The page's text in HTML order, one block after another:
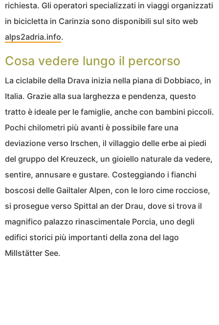
richiesta. Gli operatori specializzati in viaggi organizzati
in bicicletta in Carinzia sono disponibili sul sito web
alps2adria.info.
Cosa vedere lungo il percorso
La ciclabile della Drava inizia nella piana di Dobbiaco, in
Italia. Grazie alla sua larghezza e pendenza, questo
tratto è ideale per le famiglie, anche con bambini piccoli.
Pochi chilometri più avanti è possibile fare una
deviazione verso Irschen, il villaggio delle erbe ai piedi
del gruppo del Kreuzeck, un gioiello naturale da vedere,
sentire, annusare e gustare. Costeggiando i fianchi
boscosi delle Gailtaler Alpen, con le loro cime rocciose,
si prosegue verso Spittal an der Drau, dove si trova il
magnifico palazzo rinascimentale Porcia, uno degli
edifici storici più importanti della zona del lago
Millstätter See.